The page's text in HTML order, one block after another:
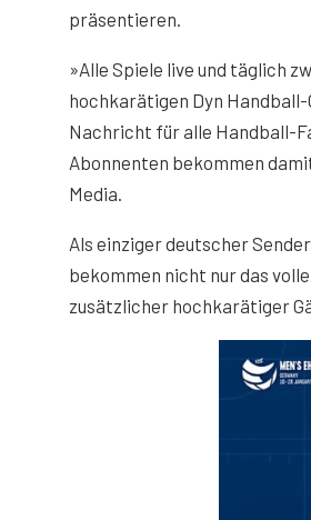
präsentieren.
»Alle Spiele live und täglich
hochkarätigen Dyn
Nachricht für alle Handball-
Abonnenten bekommen
Media.
Als einziger deutscher
bekommen nicht nur das
zusätzlicher hochkarätiger